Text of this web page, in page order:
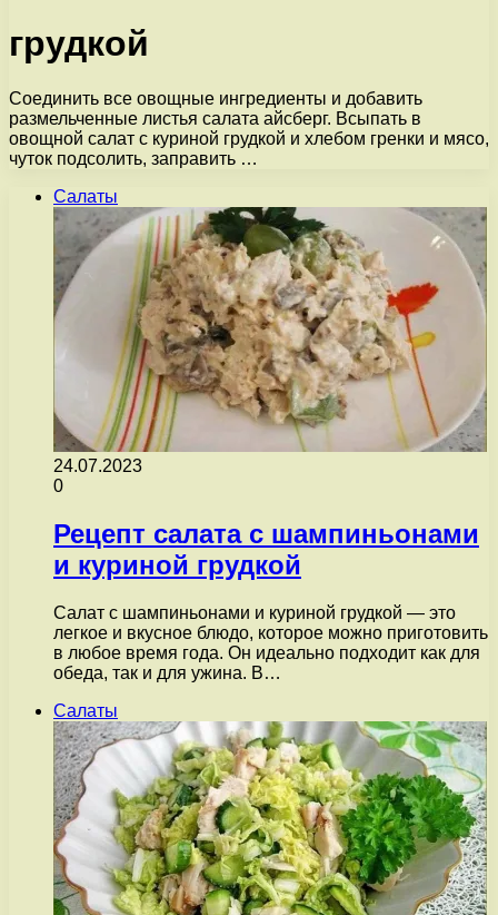
грудкой
Соединить все овощные ингредиенты и добавить
размельченные листья салата айсберг. Всыпать в
овощной салат с куриной грудкой и хлебом гренки и мясо,
чуток подсолить, заправить …
Салаты
24.07.2023
0
Рецепт салата с шампиньонами
и куриной грудкой
Салат с шампиньонами и куриной грудкой — это
легкое и вкусное блюдо, которое можно приготовить
в любое время года. Он идеально подходит как для
обеда, так и для ужина. В…
Салаты